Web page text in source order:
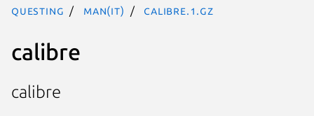
questing man(it) calibre.1.gz
calibre
calibre